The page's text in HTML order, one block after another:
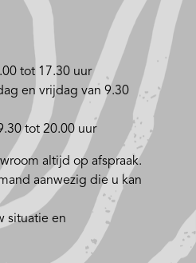
tot 17.30 uur
en vrijdag van 9.30
tot 20.00 uur
altijd op afspraak.
aanwezig die u kan
situatie en